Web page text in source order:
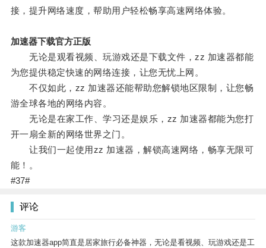
接，提升网络速度，帮助用户轻松畅享高速网络体验。
加速器下载官方正版
无论是观看视频、玩游戏还是下载文件，zz 加速器都能
为您提供稳定快速的网络连接，让您无忧上网。
不仅如此，zz 加速器还能帮助您解锁地区限制，让您畅
游全球各地的网络内容。
无论是在家工作、学习还是娱乐，zz 加速器都能为您打
开一扇全新的网络世界之门。
让我们一起使用zz 加速器，解锁高速网络，畅享无限可
能！。
#37#
评论
游客
这款加速器app简直是居家旅行必备神器，无论是看视频、玩游戏还是工